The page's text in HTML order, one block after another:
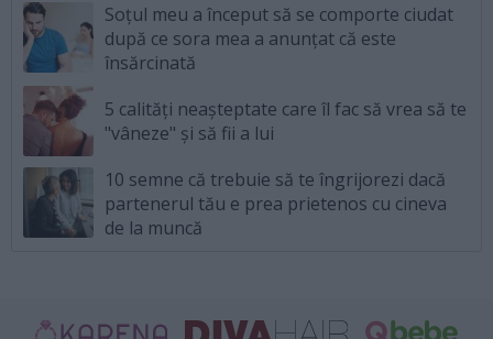
Soțul meu a început să se comporte ciudat
după ce sora mea a anunțat că este
însărcinată
5 calități neașteptate care îl fac să vrea să te
"vâneze" și să fii a lui
10 semne că trebuie să te îngrijorezi dacă
partenerul tău e prea prietenos cu cineva
de la muncă